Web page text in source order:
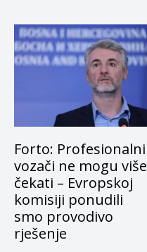
Forto: Profesionalni
vozači ne mogu više
čekati – Evropskoj
komisiji ponudili
smo provodivo
rješenje